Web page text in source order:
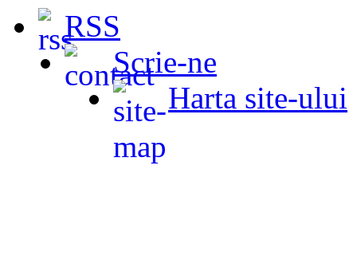
RSS
Scrie-ne
Harta site-ului